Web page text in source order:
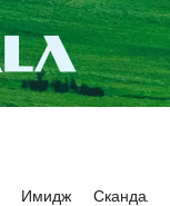
Имидж Скандалы